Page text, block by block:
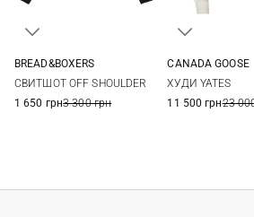
BREAD&BOXERS
СВИТШОТ OFF SHOULDER
1 650 грн3 300 грн
CANADA GOOSE
ХУДИ YATES
11 500 грн23